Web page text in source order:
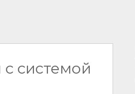
системой